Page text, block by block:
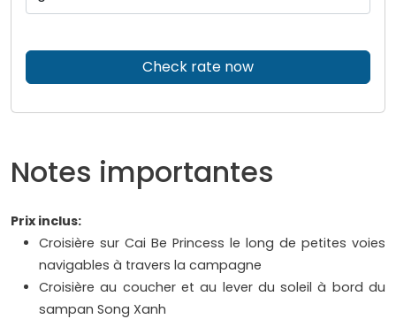
Check rate now
Notes importantes
Prix inclus:
Croisière sur Cai Be Princess le long de petites voies
navigables à travers la campagne
Croisière au coucher et au lever du soleil à bord du
sampan Song Xanh